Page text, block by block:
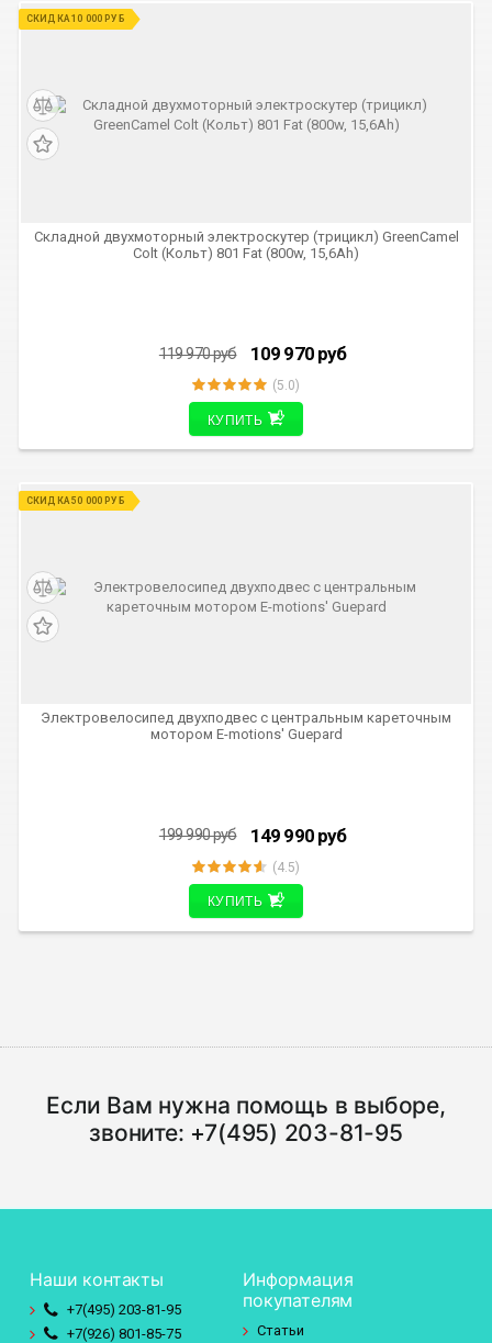
СКИДКА 10 000 РУБ
Складной двухмоторный электроскутер (трицикл) GreenCamel
Colt (Кольт) 801 Fat (800w, 15,6Ah)
119 970руб 109 970 руб
(5.0)
КУПИТЬ
СКИДКА 50 000 РУБ
Электровелосипед двухподвес с центральным кареточным
мотором E-motions' Guepard
199 990руб 149 990 руб
(4.5)
КУПИТЬ
Если Вам нужна помощь в выборе,
звоните: +7(495) 203-81-95
Наши контакты
+7(495) 203-81-95
+7(926) 801-85-75
Информация
покупателям
Статьи